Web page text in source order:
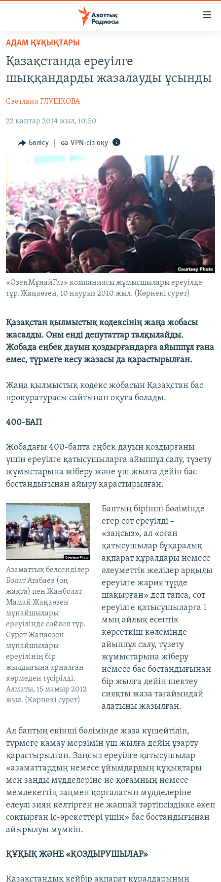
Skip
main
content
to
Navigation
САЯСАТ
ҚАҢТАР ОҚИҒАСЫ
АДАМ ҚҰҚЫҚТАРЫ
ӘЛЕУМЕТ
АРНАЙЫ ЖОБАЛАР
Русский
ЖАЗЫЛЫҢЫЗ
Басқа тілдерде
АДАМ ҚҰҚЫҚТАРЫ
Қазақстанда ереуілге
шыққандарды жазалауды ұсынды
Светлана ГЛУШКОВА
22 қаңтар 2014 жыл, 10:50
Бөлісу VPN-сіз оқу
«ӨзенМұнайГаз» компаниясы жұмысшылары ереуілде
тұр. Жаңаөзен, 10 наурыз 2010 жыл. (Көрнекі сурет)
Қазақстан қылмыстық кодексінің жаңа жобасы
жасалды. Оны енді депутаттар талқылайды.
Жобада еңбек дауын қоздырғандарға айыппұл ғана
емес, түрмеге кесу жазасы да қарастырылған.
Жаңа қылмыстық кодекс жобасын Қазақстан бас
прокуратурасы сайтынан оқуға болады.
400-БАП
Жобадағы 400-бапта еңбек дауын қоздырғаны
үшін ереуілге қатысушыларға айыппұл салу, түзету
жұмыстарына жіберу және үш жылға дейін бас
бостандығынан айыру қарастырылған.
Азаматтық белсенділер
Болат Атабаев (оң
жақта) пен Жанболат
Мамай Жаңаөзен
мұнайшылары
ереуілінде сөйлеп тұр.
Сурет Жаңаөзен
мұнайшылары
ереуілінің бір
жылдығына арналған
көрмеден түсірілді.
Алматы, 15 мамыр 2012
жыл. (Көрнекі сурет)
Баптың бірінші бөлімінде
егер сот ереуілді –
«заңсыз», ал «оған
қатысушылар бұқаралық
ақпарат құралдары немесе
әлеуметтік желілер арқылы
ереуілге жария түрде
шақырған» деп тапса, сот
ереуілге қатысушыларға 1
мың айлық есептік
көрсеткіш көлемінде
айыппұл салу, түзету
жұмыстарына жіберу
немесе бас бостандығынан
бір жылға дейін шектеу
сияқты жаза тағайындай
алатыны жазылған.
Ал баптың екінші бөлімінде жаза күшейтіліп,
түрмеге қамау мерзімін үш жылға дейін ұзарту
қарастырылған. Заңсыз ереуілге қатысушылар
«азаматтардың немесе ұйымдардың құқықтары
мен заңды мүдделеріне не қоғамның немесе
мемлекеттің заңмен қорғалатын мүдделеріне
елеулі зиян келтірген не жаппай тәртіпсіздікке әкеп
соқтырған іс-әрекеттері үшін» бас бостандығынан
айырылуы мүмкін.
ҚҰҚЫҚ ЖӘНЕ «ҚОЗДЫРУШЫЛАР»
Қазақстандық кейбір ақпарат құралдарының